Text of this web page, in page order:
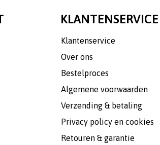
KLANTENSERVICE
Klantenservice
Over ons
Bestelproces
Algemene voorwaarden
Verzending & betaling
Privacy policy en cookies
Retouren & garantie